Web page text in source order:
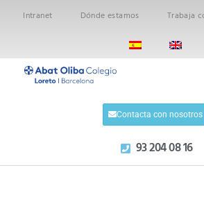
Intranet Dónde estamos Trabaja
Contacta con nosotros
93 204 08 16